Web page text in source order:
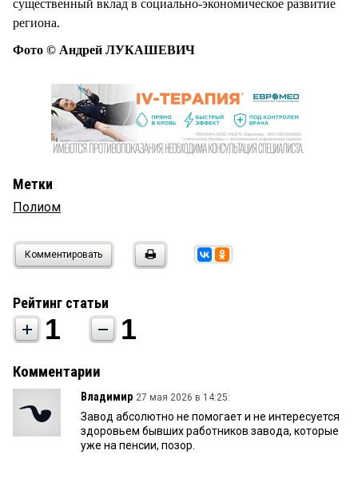
существенный вклад в социально-экономическое развитие
региона.
Фото © Андрей ЛУКАШЕВИЧ
Метки
Полиом
Комментировать
Рейтинг статьи
1 1
Комментарии
Владимир 27 мая 2026 в 14:25:
Завод абсолютно не помогает и не интересуется
здоровьем бывших работников завода, которые
уже на пенсии, позор.